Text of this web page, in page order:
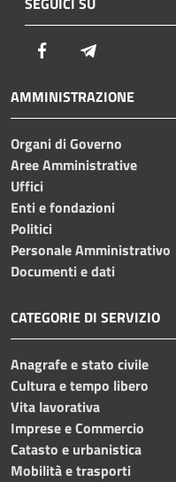
Facebook
AMMINISTRAZIONE
Organi di Governo
Aree Amministrative
Uffici
Enti e fondazioni
Politici
Personale Amministrativo
Documenti e dati
CATEGORIE DI SERVIZIO
Anagrafe e stato civile
Cultura e tempo libero
Vita lavorativa
Imprese e Commercio
Catasto e urbanistica
Mobilità e trasporti